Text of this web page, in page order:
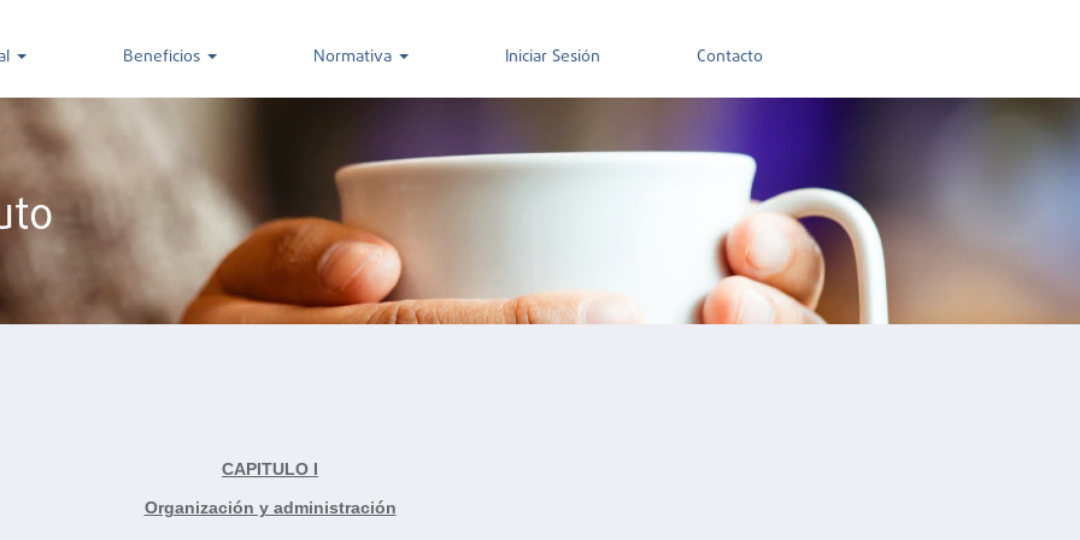
Beneficios Normativa Iniciar Sesión Contacto
CAPITULO I
Organización y administración